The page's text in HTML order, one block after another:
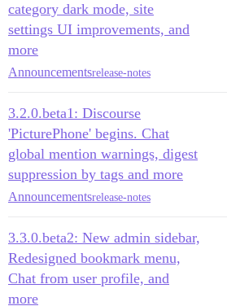
category dark mode, site
settings UI improvements, and
more
Announcementsrelease-notes
3.2.0.beta1: Discourse
'PicturePhone' begins. Chat
global mention warnings, digest
suppression by tags and more
Announcementsrelease-notes
3.3.0.beta2: New admin sidebar,
Redesigned bookmark menu,
Chat from user profile, and
more